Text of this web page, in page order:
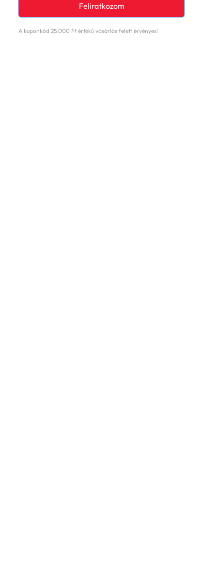
Feliratkozom
A kuponkód 25.000 Ft értékű vásárlás felett érvényes!